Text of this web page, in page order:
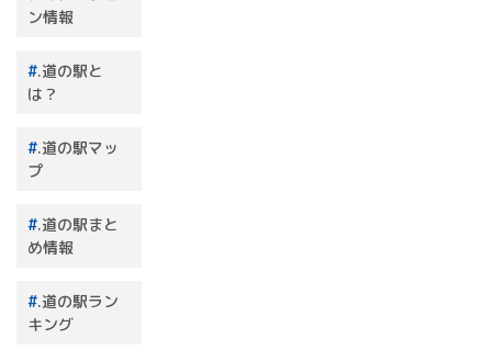
ン情報
.道の駅と
は？
.道の駅マッ
プ
.道の駅まと
め情報
.道の駅ラン
キング